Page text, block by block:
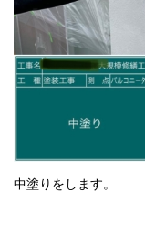
中塗りをします。